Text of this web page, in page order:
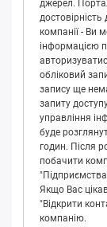
джерел.
компанії - Ви
інформацією
обліковий
запису ще
запиту
управління
буде
годин. Після
побачити
Якщо Вас
"Відкрити
компанію.